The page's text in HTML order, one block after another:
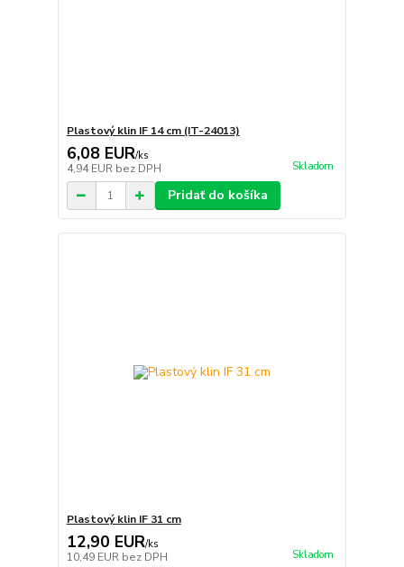
Plastový klin IF 14 cm (IT-24013)
6,08 EUR/ks
4,94 EUR bez DPH Skladom
Pridať do košíka
Plastový klin IF 31 cm
12,90 EUR/ks
10,49 EUR bez DPH Skladom